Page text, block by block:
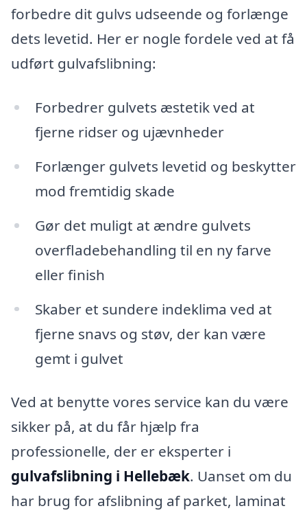
forbedre dit gulvs udseende og forlænge
dets levetid. Her er nogle fordele ved at få
udført gulvafslibning:
Forbedrer gulvets æstetik ved at
fjerne ridser og ujævnheder
Forlænger gulvets levetid og beskytter
mod fremtidig skade
Gør det muligt at ændre gulvets
overfladebehandling til en ny farve
eller finish
Skaber et sundere indeklima ved at
fjerne snavs og støv, der kan være
gemt i gulvet
Ved at benytte vores service kan du være
sikker på, at du får hjælp fra
professionelle, der er eksperter i
gulvafslibning i Hellebæk. Uanset om du
har brug for afslibning af parket, laminat